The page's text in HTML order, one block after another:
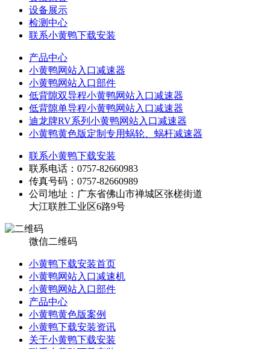
设备展示
检测中心
联系小黄鸭下载安装
产品中心
小黄鸭网站入口减速器
小黄鸭网站入口部件
低背隙双导程小黄鸭网站入口减速器
低背隙单导程小黄鸭网站入口减速器
迪龙牌RV系列小黄鸭网站入口减速器
小黄鸭黄色版定制专用蜗轮、蜗杆减速器
联系小黄鸭下载安装
联系电话：0757-82660983
传真号码：0757-82660989
公司地址：广东省佛山市禅城区张槎街道
大江联胜工业区6路9号
微信二维码
小黄鸭下载安装首页
小黄鸭网站入口减速机
小黄鸭网站入口部件
产品中心
小黄鸭黄色版案例
小黄鸭下载安装资讯
关于小黄鸭下载安装